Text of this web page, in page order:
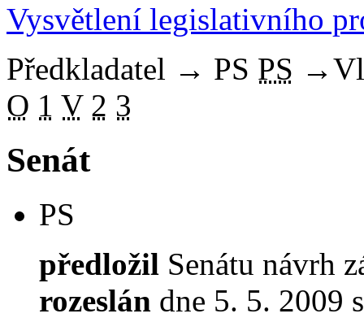
Vysvětlení legislativního
Předkladatel → PS PS →
O 1 V 2 3
Senát
PS
předložil Senátu návrh
rozeslán dne 5. 5. 2009